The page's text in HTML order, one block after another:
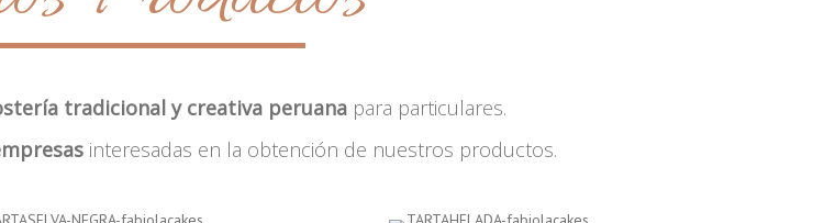
tradicional y creativa peruana para particulares.
interesadas en la obtención de nuestros productos.